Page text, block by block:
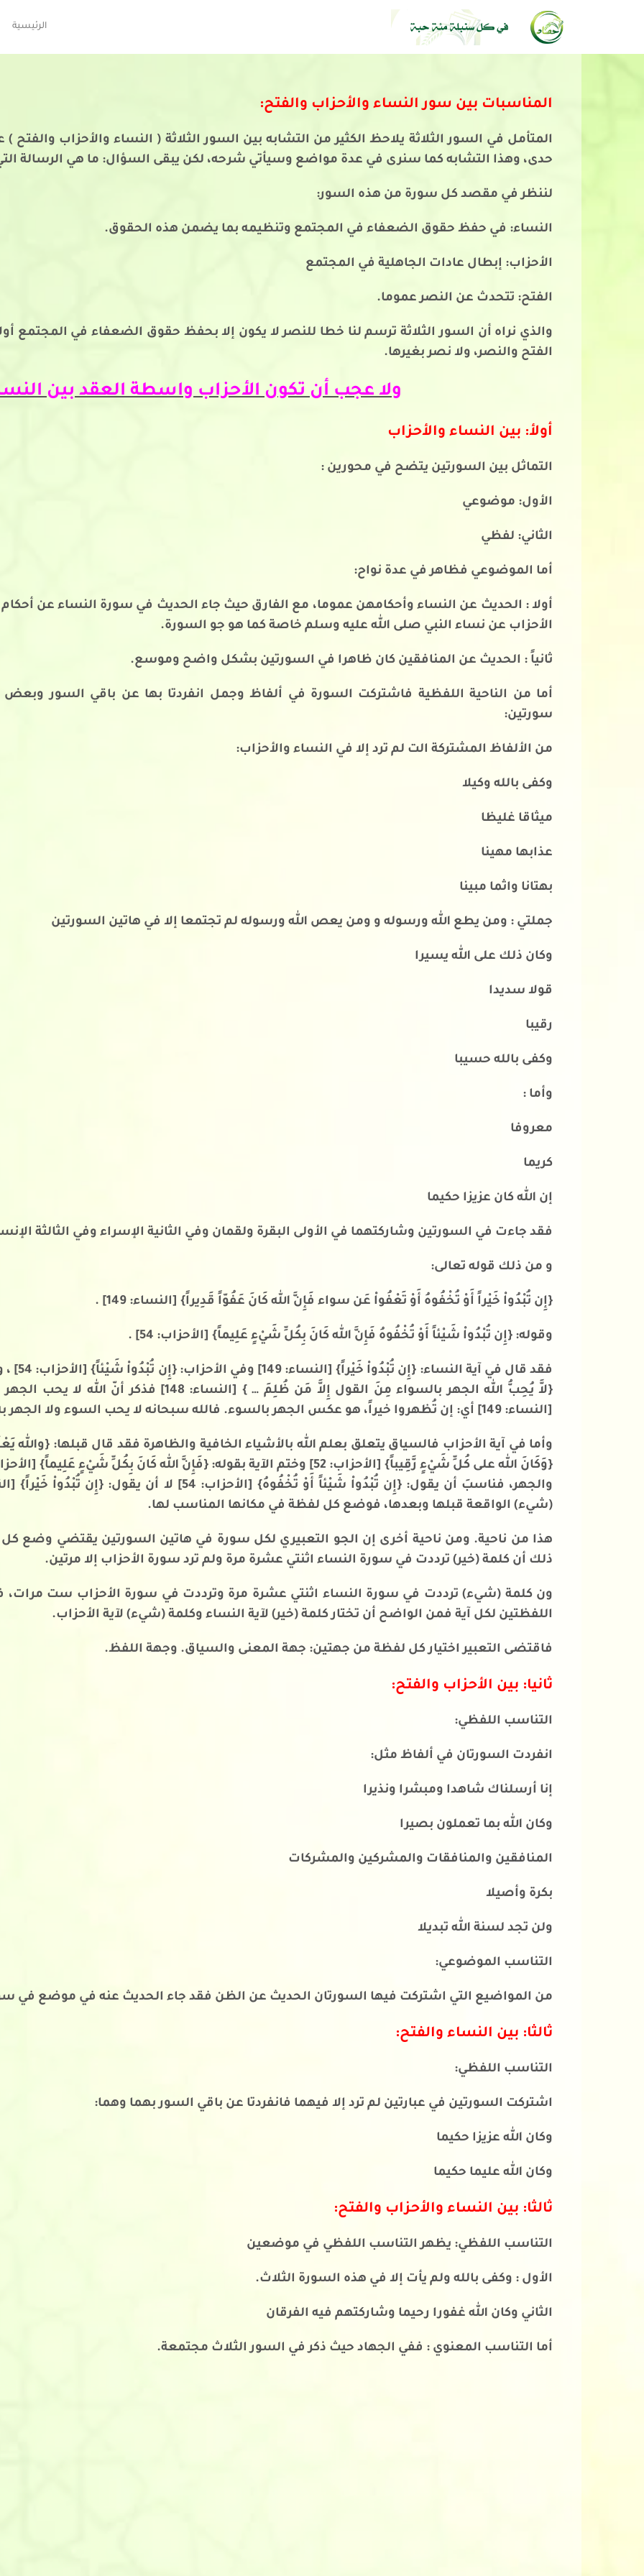
الرئيسية
المناسبات بين سور النساء والأحزاب والفتح:
المتأمل في السور الثلاثة يلاحظ الكثير من التشابه بين السور الثلاثة ( النساء والأحزاب
حدى، وهذا التشابه كما سنرى في عدة مواضع وسيأتي شرحه، لكن يبقى السؤال: ما هي الرسالة
لننظر في مقصد كل سورة من هذه السور:
النساء: في حفظ حقوق الضعفاء في المجتمع وتنظيمه بما يضمن هذه الحقوق.
الأحزاب: إبطال عادات الجاهلية في المجتمع
الفتح: تتحدث عن النصر عموما.
والذي نراه أن السور الثلاثة ترسم لنا خطا للنصر لا يكون إلا بحفظ حقوق الضعفاء في المجتمع
الفتح والنصر، ولا نصر بغيرها.
ولا عجب أن تكون الأحزاب واسطة العقد بين
أولأ: بين النساء والأحزاب
التماثل بين السورتين يتضح في محورين :
الأول: موضوعي
الثاني: لفظي
أما الموضوعي فظاهر في عدة نواح:
أولا : الحديث عن النساء وأحكامهن عموما، مع الفارق حيث جاء الحديث في سورة النساء عن
الأحزاب عن نساء النبي صلى الله عليه وسلم خاصة كما هو جو السورة.
ثانياً : الحديث عن المنافقين كان ظاهرا في السورتين بشكل واضح وموسع.
أما من الناحية اللفظية فاشتركت السورة في ألفاظ وجمل انفردتا بها عن باقي السور
سورتين:
من الألفاظ المشتركة الت لم ترد إلا في النساء والأحزاب:
وكفى بالله وكيلا
ميثاقا غليظا
عذابها مهينا
بهتانا واثما مبينا
جملتي : ومن يطع الله ورسوله و ومن يعص الله ورسوله لم تجتمعا إلا في هاتين السورتين
وكان ذلك على الله يسيرا
قولا سديدا
رقيبا
وكفى بالله حسيبا
وأما :
معروفا
كريما
إن الله كان عزيزا حكيما
فقد جاءت في السورتين وشاركتهما في الأولى البقرة ولقمان وفي الثانية الإسراء وفي الثالثة
و من ذلك قوله تعالى:
{إِن تُبْدُواْ خَيْراً أَوْ تُخْفُوهُ أَوْ تَعْفُواْ عَن سواء فَإِنَّ الله كَانَ عَفُوّاً قَدِيراً} [النساء: 149] .
وقوله: {إِن تُبْدُواْ شَيْئاً أَوْ تُخْفُوهُ فَإِنَّ الله كَانَ بِكُلِّ شَيْءٍ عَلِيماً} [الأحزاب: 54] .
فقد قال
{لاَّ يُحِبُّ الله الجهر بالسواء مِنَ القول إِلاَّ مَن ظُلِمَ … }
[النساء: 149] أي: إن تُظهروا خيراً، هو عكس الجهر بالسوء. فالله سبحانه لا يحب السوء ولا الجهر به بخلاف الجهر بالخير.
(شيء) الواقعة قبلها وبعدها، فوضع كل لفظة في مكانها المناسب لها.
هذا من ناحية. ومن ناحية أخرى إن الجو التعبيري لكل سورة في هاتين السورتين يقتضي وضع
ذلك أن كلمة (خير) ترددت في سورة النساء اثنتي عشرة مرة ولم ترد سورة الأحزاب إلا مرتين.
ون كلمة (شيء) ترددت في سورة النساء اثنتي عشرة مرة وترددت في سورة الأحزاب ست مرات،
اللفظتين لكل آية فمن الواضح أن تختار كلمة (خير) لآية النساء وكلمة (شيء) لآية الأحزاب.
فاقتضى التعبير اختيار كل لفظة من جهتين: جهة المعنى والسياق. وجهة اللفظ.
ثانيا: بين الأحزاب والفتح:
التناسب اللفظي:
انفردت السورتان في ألفاظ مثل:
إنا أرسلناك شاهدا ومبشرا ونذيرا
وكان الله بما تعملون بصيرا
المنافقين والمنافقات والمشركين والمشركات
بكرة وأصيلا
ولن تجد لسنة الله تبديلا
التناسب الموضوعي:
من المواضيع التي اشتركت فيها السورتان الحديث عن الظن فقد جاء الحديث عنه في موضع في
ثالثا: بين النساء والفتح:
التناسب اللفظي:
اشتركت السورتين في عبارتين لم ترد إلا فيهما فانفردتا عن باقي السور بهما وهما:
وكان الله عزيزا حكيما
وكان الله عليما حكيما
ثالثا: بين النساء والأحزاب والفتح:
التناسب اللفظي: يظهر التناسب اللفظي في موضعين
الأول : وكفى بالله ولم يأت إلا في هذه السورة الثلاث.
الثاني وكان الله غفورا رحيما وشاركتهم فيه الفرقان
أما التناسب المعنوي : ففي الجهاد حيث ذكر في السور الثلاث مجتمعة.